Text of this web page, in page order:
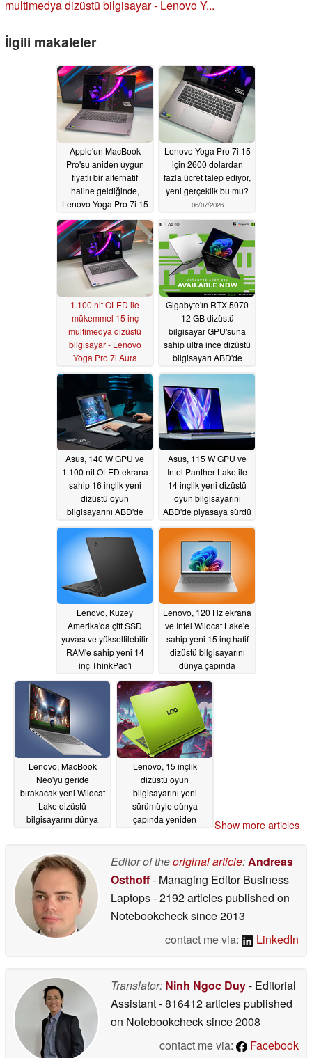
multimedya dizüstü bilgisayar - Lenovo Y...
İlgili makaleler
Apple'un MacBook
Pro'su aniden uygun
fiyatlı bir alternatif
haline geldiğinde,
Lenovo Yoga Pro 7i 15
bilgisayarların bir
sorunu var06/08/2026
Lenovo Yoga Pro 7i 15
için 2600 dolardan
fazla ücret talep ediyor,
yeni gerçeklik bu mu?
06/07/2026
1.100 nit OLED ile
mükemmel 15 inç
multimedya dizüstü
bilgisayar - Lenovo
Yoga Pro 7i Aura
06/04/2026
Gigabyte'ın RTX 5070
12 GB dizüstü
bilgisayar GPU'suna
sahip ultra ince dizüstü
bilgisayarı ABD'de
05/27/2026
Asus, 140 W GPU ve
1.100 nit OLED ekrana
sahip 16 inçlik yeni
dizüstü oyun
bilgisayarını ABD'de
05/23/2026
Asus, 115 W GPU ve
Intel Panther Lake ile
14 inçlik yeni dizüstü
oyun bilgisayarını
ABD'de piyasaya sürdü
05/23/2026
Lenovo, Kuzey
Amerika'da çift SSD
yuvası ve yükseltilebilir
RAM'e sahip yeni 14
inç ThinkPad'i
05/23/2026
Lenovo, 120 Hz ekrana
ve Intel Wildcat Lake'e
sahip yeni 15 inç hafif
dizüstü bilgisayarını
dünya çapında
05/23/2026
Lenovo, MacBook
Neo'yu geride
bırakacak yeni Wildcat
Lake dizüstü
bilgisayarını dünya
Lenovo, 15 inçlik
dizüstü oyun
bilgisayarını yeni
sürümüyle dünya
çapında yeniden
Show more articles
Editor of theoriginal article:Andreas
Osthoff- Managing Editor Business
Laptops- 2192 articles published on
Notebookchecksince 2013
contact me via:
LinkedIn
Translator: Ninh Ngoc Duy- Editorial
Assistant- 816412 articles published
on Notebookchecksince 2008
contact me via:
Facebook